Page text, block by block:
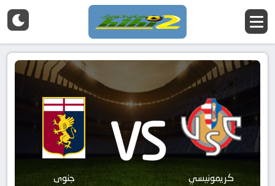
كريمونيسي VS جنوى